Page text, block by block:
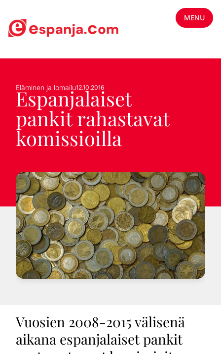
MENU
Eläminen ja lomailu12.10.2016
Espanjalaiset
pankit rahastavat
komissioilla
Vuosien 2008-2015 välisenä
aikana espanjalaiset pankit